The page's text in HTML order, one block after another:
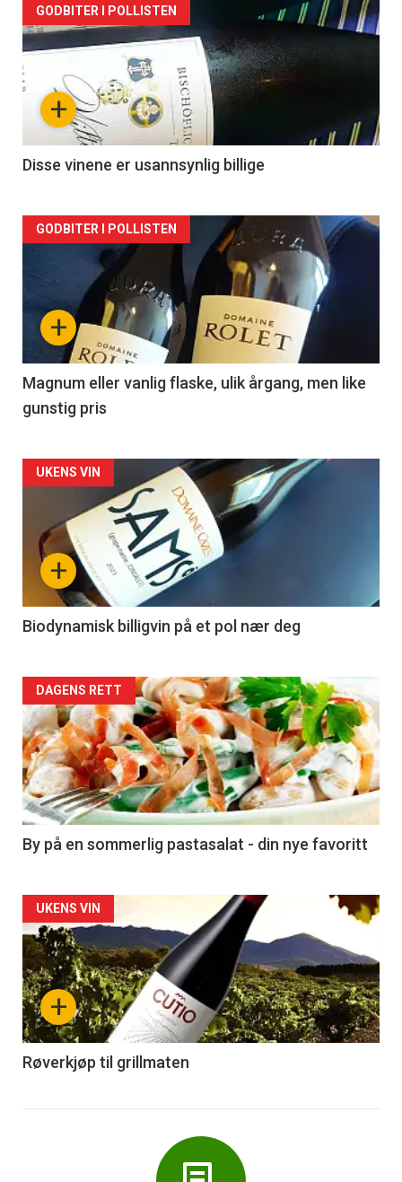
Forsiden
akkurat
nå
2
+
GODBITER I POLLISTEN
Disse vinene er usannsynlig billige
Forsiden
akkurat
nå
3
+
GODBITER I POLLISTEN
Magnum eller vanlig flaske, ulik årgang, men like
gunstig pris
Forsiden
akkurat
nå
4
+
UKENS VIN
Biodynamisk billigvin på et pol nær deg
Forsiden
akkurat
nå
-
5
DAGENS RETT
By på en sommerlig pastasalat - din nye favoritt
Forsiden
akkurat
nå
-
6
+
UKENS VIN
Røverkjøp til grillmaten